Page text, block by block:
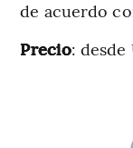
de acuerdo
Precio: desde